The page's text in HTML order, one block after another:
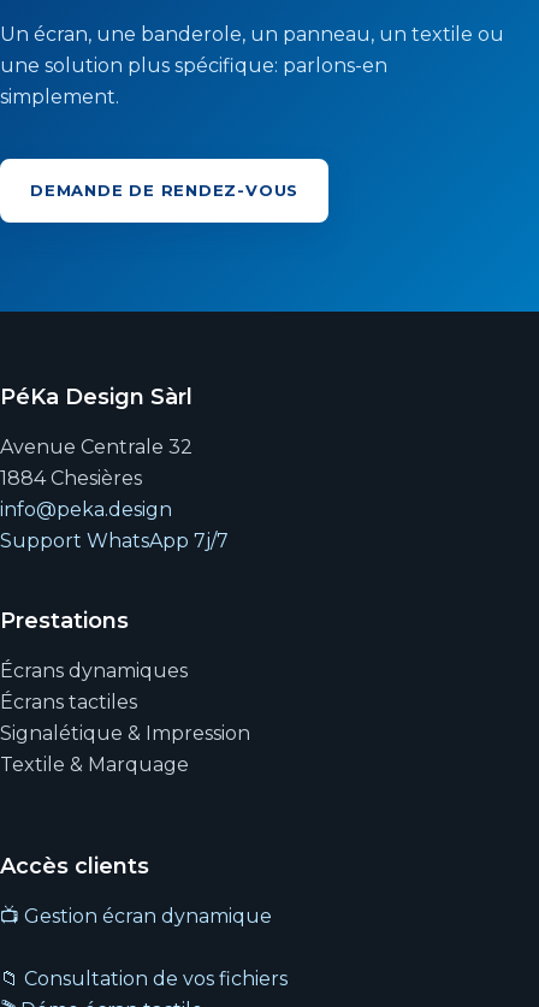
Un écran, une banderole, un panneau, un textile ou
une solution plus spécifique: parlons-en
simplement.
DEMANDE DE RENDEZ-VOUS
PéKa Design Sàrl
Avenue Centrale 32
1884 Chesières
info@peka.design
Support WhatsApp 7j/7
Prestations
Écrans dynamiques
Écrans tactiles
Signalétique & Impression
Textile & Marquage
Accès clients
📺 Gestion écran dynamique
📁 Consultation de vos fichiers